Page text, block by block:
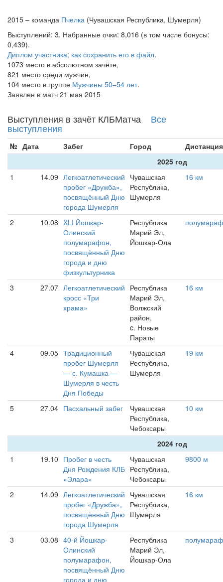
2015 – команда Пчелка (Чувашская Республика, Шумерля)
Выступлений: 3. Набранные очки: 8,016 (в том числе бонусы:
0,439).
Диплом участника; как сохранить его в файл.
1073 место в абсолютном зачёте,
821 место среди мужчин,
104 место в группе Мужчины 50–54 лет.
Заявлен в матч 21 мая 2015
Выступления в зачёт КЛБМатча Все
выступления
№ Дата Забег Город
Дистанция
2025 год
1
14.09 Легкоатлетический
пробег «Дружба»,
посвящённый Дню
города Шумерля
Чувашская
Республика,
Шумерля
16 км
2 10.08 XLI Йошкар-
Олинский
полумарафон,
посвящённый Дню
города и дню
физкультурника
Республика
Марий Эл,
Йошкар-Ола
3 27.07 Легкоатлетический
кросс «Три
храма»
Республика
Марий Эл,
Волжский
район,
c. Новые
Параты
16 км
4 09.05 Традиционный
пробег Шумерля
— с. Кумашка —
Шумерля в честь
Дня Победы
Чувашская
Республика,
Шумерля
19 км
5 27.04 Пасхальный забег
Чувашская
Республика,
Чебоксары
10 км
2024 год
1
19.10 Пробег в честь
Дня Рождения КЛБ
«Элара»
Чувашская
Республика,
Чебоксары
9800 м
2 14.09 Легкоатлетический
пробег «Дружба»,
посвящённый Дню
города Шумерля
Чувашская
Республика,
Шумерля
16 км
3 03.08 40-й Йошкар-
Олинский
полумарафон,
посвящённый Дню
города и дню
Республика
Марий Эл,
Йошкар-Ола